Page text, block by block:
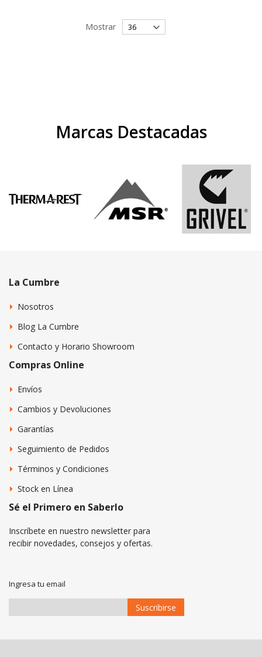
Mostrar
Marcas Destacadas
La Cumbre
Nosotros
Blog La Cumbre
Contacto y Horario Showroom
Compras Online
Envíos
Cambios y Devoluciones
Garantías
Seguimiento de Pedidos
Términos y Condiciones
Stock en Línea
Sé el Primero en Saberlo
Inscríbete en nuestro newsletter para
recibir novedades, consejos y ofertas.
Ingresa tu email
Suscribirse